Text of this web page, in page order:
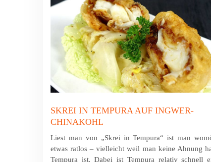
SKREI IN TEMPURA AUF INGWER-
CHINAKOHL
Liest man von „Skrei in Tempura“ ist man
etwas ratlos – vielleicht weil man keine Ahnung
Tempura ist. Dabei ist Tempura relativ schnell